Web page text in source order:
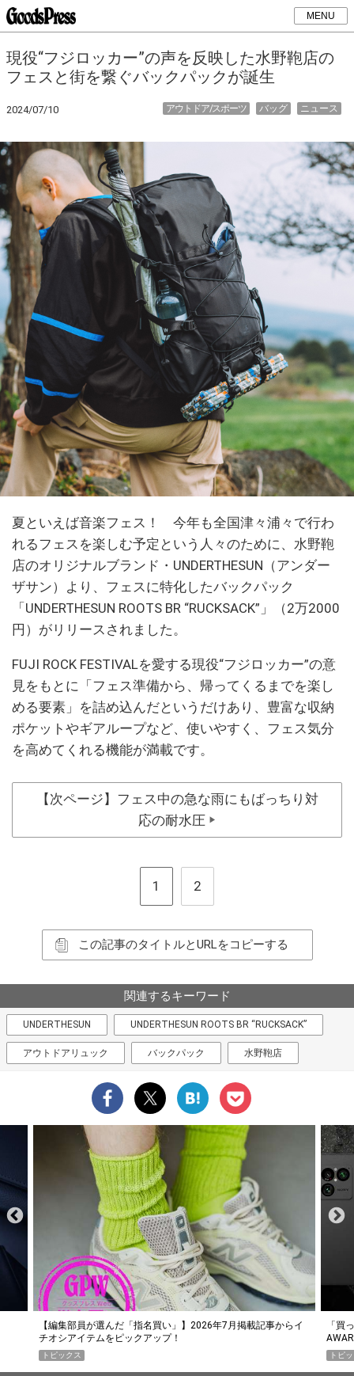
MENU
現役“フジロッカー”の声を反映した水野鞄店の
フェスと街を繋ぐバックパックが誕生
2024/07/10 ニュース
バッグ
アウトドア/スポーツ
夏といえば音楽フェス！ 今年も全国津々浦々で行わ
れるフェスを楽しむ予定という人々のために、水野鞄
店のオリジナルブランド・UNDERTHESUN（アンダー
ザサン）より、フェスに特化したバックパック
「UNDERTHESUN ROOTS BR “RUCKSACK”」（2万2000
円）がリリースされました。
FUJI ROCK FESTIVALを愛する現役“フジロッカー”の意
見をもとに「フェス準備から、帰ってくるまでを楽し
める要素」を詰め込んだというだけあり、豊富な収納
ポケットやギアループなど、使いやすく、フェス気分
を高めてくれる機能が満載です。
【次ページ】フェス中の急な雨にもばっちり対
応の耐水圧 ▶
1 2
この記事のタイトルとURLをコピーする
関連するキーワード
UNDERTHESUN UNDERTHESUN ROOTS BR “RUCKSACK”
アウトドアリュック バックパック 水野鞄店
「買って損なし」の極上スマホ5選【GoodsPress 2026上半期
AWARD】
トピックス
薄着
PR